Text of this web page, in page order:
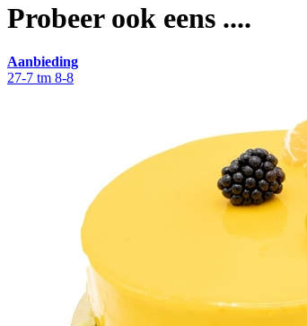
Probeer ook eens ....
Aanbieding
27-7 tm 8-8